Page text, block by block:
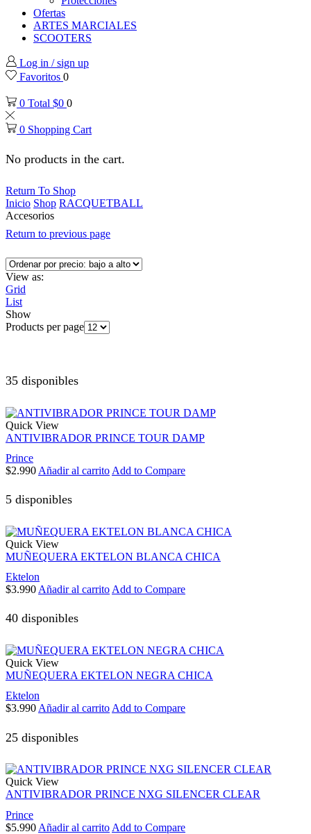
Ofertas
ARTES MARCIALES
SCOOTERS
Log in / sign up
Favoritos 0
0 Total $0 0
0 Shopping Cart
No products in the cart.
Return To Shop
Inicio Shop RACQUETBALL
Accesorios
Return to previous page
View as:
Grid
List
Show
Products per page
35 disponibles
Quick View
ANTIVIBRADOR PRINCE TOUR DAMP
Prince
$2.990 Añadir al carrito Add to Compare
5 disponibles
Quick View
MUÑEQUERA EKTELON BLANCA CHICA
Ektelon
$3.990 Añadir al carrito Add to Compare
40 disponibles
Quick View
MUÑEQUERA EKTELON NEGRA CHICA
Ektelon
$3.990 Añadir al carrito Add to Compare
25 disponibles
Quick View
ANTIVIBRADOR PRINCE NXG SILENCER CLEAR
Prince
$5.990 Añadir al carrito Add to Compare